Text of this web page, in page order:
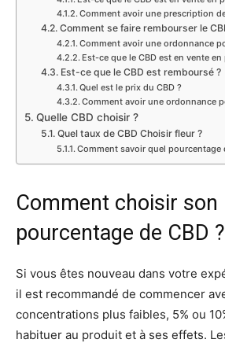
Comment avoir une prescription
Comment se faire rembourser le
Comment avoir une ordonnance
Est-ce que le CBD est en vente en
Est-ce que le CBD est remboursé ?
Quel est le prix du CBD ?
Comment avoir une ordonnance
Quelle CBD choisir ?
Quel taux de CBD Choisir fleur ?
Comment savoir quel pourcentage
Comment choisir son
pourcentage de CBD ?
Si vous êtes nouveau dans votre
il est recommandé de commencer
concentrations plus faibles, 5% ou
habituer au produit et à ses effets.